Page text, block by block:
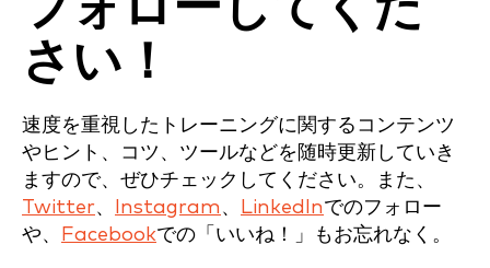
さい！
速度を重視したトレーニングに関するコンテンツ
やヒント、コツ、ツールなどを随時更新していき
ますので、ぜひチェックしてください。また、
Twitter、 Instagram 、 LinkedInでのフォロー
や、
Facebookでの「いいね！」もお忘れなく。